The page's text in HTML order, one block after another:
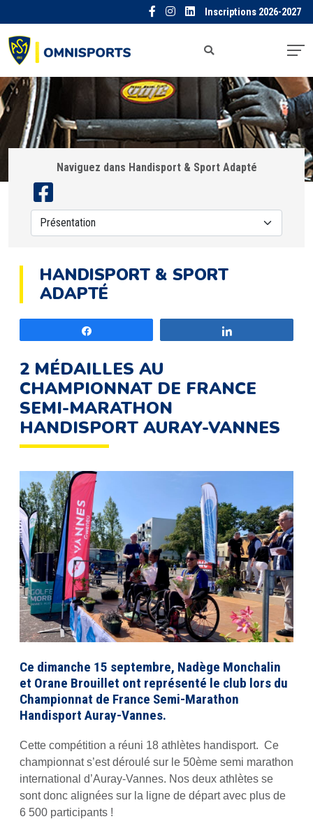
Inscriptions 2026-2027
Naviguez dans Handisport & Sport Adapté
HANDISPORT & SPORT
ADAPTÉ
2 MÉDAILLES AU
CHAMPIONNAT DE FRANCE
SEMI-MARATHON
HANDISPORT AURAY-VANNES
Ce dimanche 15 septembre, Nadège Monchalin
et Orane Brouillet ont représenté le club lors du
Championnat de France Semi-Marathon
Handisport Auray-Vannes.
Cette compétition a réuni 18 athlètes handisport. Ce
championnat s’est déroulé sur le 50ème semi marathon
international d’Auray-Vannes. Nos deux athlètes se
sont donc alignées sur la ligne de départ avec plus de
6 500 participants !